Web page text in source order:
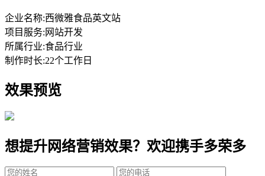
企业名称:西微雅食品英文站
项目服务: 网站开发
所属行业:食品行业
制作时长:22个工作日
效果预览
想提升网络营销效果？欢迎携手多荣多